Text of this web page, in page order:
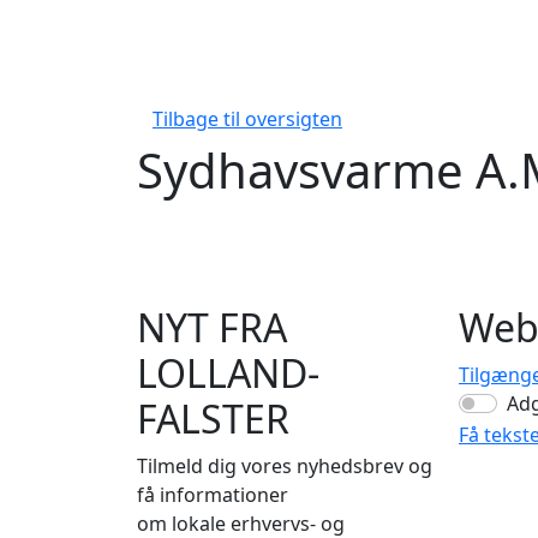
Tilbage til oversigten
Sydhavsvarme
NYT FRA
LOLLAND-
FALSTER
Tilmeld dig vores nyhedsbrev og
få informationer
om lokale erhvervs- og
Få